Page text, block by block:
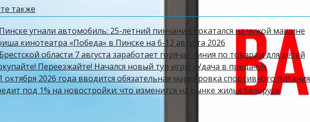
также
угнали автомобиль: 25-летний пинчанин покатался на чужой машине
кинотеатра «Победа» в Пинске на 6-12 августа 2026
области 7 августа заработает горячая линия по товарам для детей
Переезжайте! Начался новый тур игры «Удача в придачу!»
октября 2026 года вводится обязательная маркировка спортивного питания
под 1% на новостройки: что изменится на рынке жилья Беларуси